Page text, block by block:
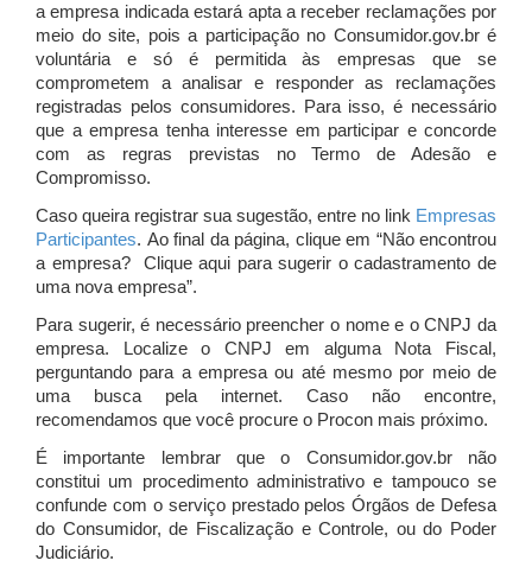
a empresa indicada estará apta a receber reclamações por
meio do site, pois a participação no Consumidor.gov.br é
voluntária e só é permitida às empresas que se
comprometem a analisar e responder as reclamações
registradas pelos consumidores. Para isso, é necessário
que a empresa tenha interesse em participar e concorde
com as regras previstas no Termo de Adesão e
Compromisso.
Caso queira registrar sua sugestão, entre no link Empresas
Participantes. Ao final da página, clique em “Não encontrou
a empresa? Clique aqui para sugerir o cadastramento de
uma nova empresa”.
Para sugerir, é necessário preencher o nome e o CNPJ da
empresa. Localize o CNPJ em alguma Nota Fiscal,
perguntando para a empresa ou até mesmo por meio de
uma busca pela internet. Caso não encontre,
recomendamos que você procure o Procon mais próximo.
É importante lembrar que o Consumidor.gov.br não
constitui um procedimento administrativo e tampouco se
confunde com o serviço prestado pelos Órgãos de Defesa
do Consumidor, de Fiscalização e Controle, ou do Poder
Judiciário.